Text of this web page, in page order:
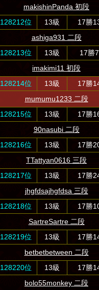
makishinPanda 初段
128212位
13級
17勝
ashiga931 二段
128213位
13級
17勝
imakimi11 初段
128214位
13級
17勝
mumumu1233 二段
128215位
13級
17勝
90nasubi 二段
128216位
13級
17勝
TTattyan0616 三段
128217位
13級
17勝
jhgfdsajhgfdsa 三段
128218位
13級
17勝
SartreSartre 二段
128219位
13級
17勝
betbetbetween 二段
128220位
13級
17勝
bolo55monkey 二段